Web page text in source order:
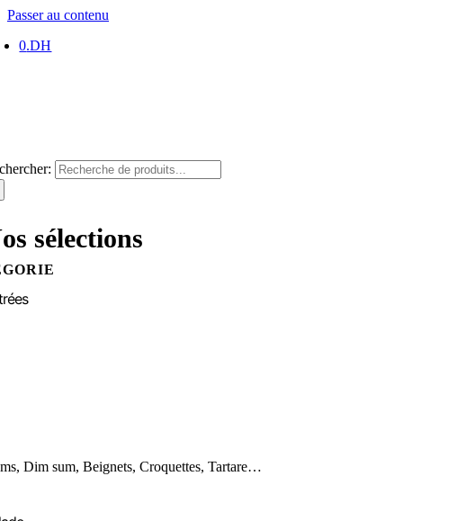
Passer au contenu
0.DH
sélections
Dim sum, Beignets, Croquettes, Tartare…